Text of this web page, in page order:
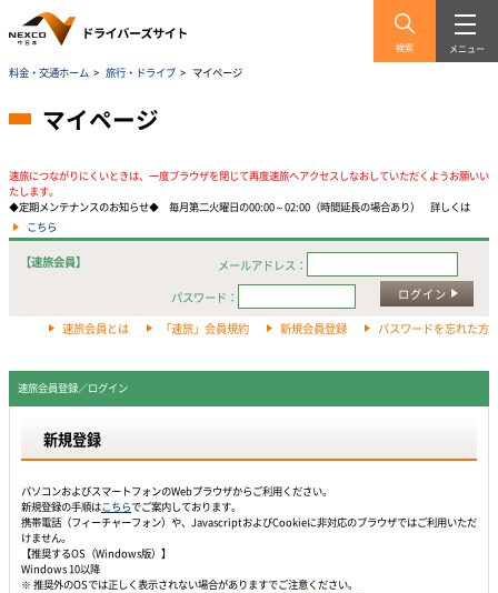
検索 メニュー
料金・交通ホーム > 旅行・ドライブ > マイページ
マイページ
速旅につながりにくいときは、一度ブラウザを閉じて再度速旅へアクセスしなおしていただくようお願いい
たします。
◆定期メンテナンスのお知らせ◆ 毎月第二火曜日の00:00～02:00（時間延長の場合あり） 詳しくは
こちら
【速旅会員】
メールアドレス：
パスワード：
ログイン
速旅会員とは 「速旅」会員規約 新規会員登録 パスワードを忘れた方
速旅会員登録／ログイン
新規登録
パソコンおよびスマートフォンのWebプラウザからご利用ください。
新規登録の手順はこちらでご案内しております。
携帯電話（フィーチャーフォン）や、JavascriptおよびCookieに非対応のブラウザではご利用いただ
けません。
【推奨するOS（Windows版）】
Windows 10以降
※ 推奨外のOSでは正しく表示されない場合がありますでご注意ください。